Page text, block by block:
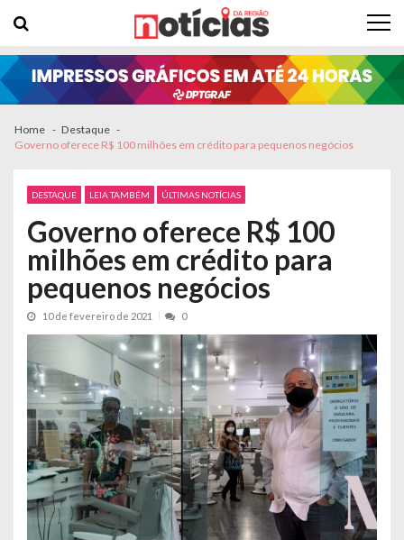
Home
Destaque
Governo oferece R$ 100 milhões em crédito para pequenos negócios
DESTAQUE LEIA TAMBÉM ÚLTIMAS NOTÍCIAS
Governo oferece R$ 100
milhões em crédito para
pequenos negócios
10 de fevereiro de 2021 0